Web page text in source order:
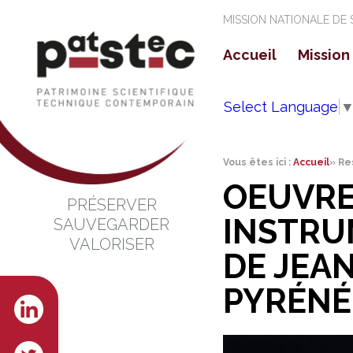
PRÉSERVER
SAUVEGARDER
VALORISER
MISSION NATIONALE DE
Accueil
Mission
Les
Select Language ▼
Vous êtes ici :Accueil»
DE